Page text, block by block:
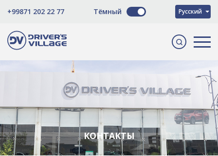
+99871 202 22 77 Тёмный Русский
O'zbekcha
КОНТАКТЫ